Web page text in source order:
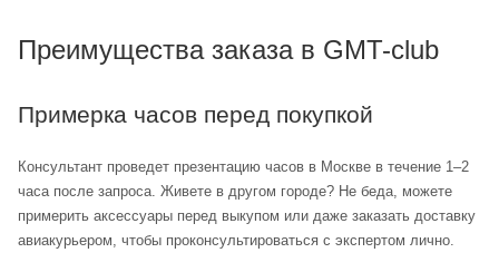
Преимущества заказа в GMT-club
Примерка часов перед покупкой
Консультант проведет презентацию часов в Москве в течение 1–2
часа после запроса. Живете в другом городе? Не беда, можете
примерить аксессуары перед выкупом или даже заказать доставку
авиакурьером, чтобы проконсультироваться с экспертом лично.